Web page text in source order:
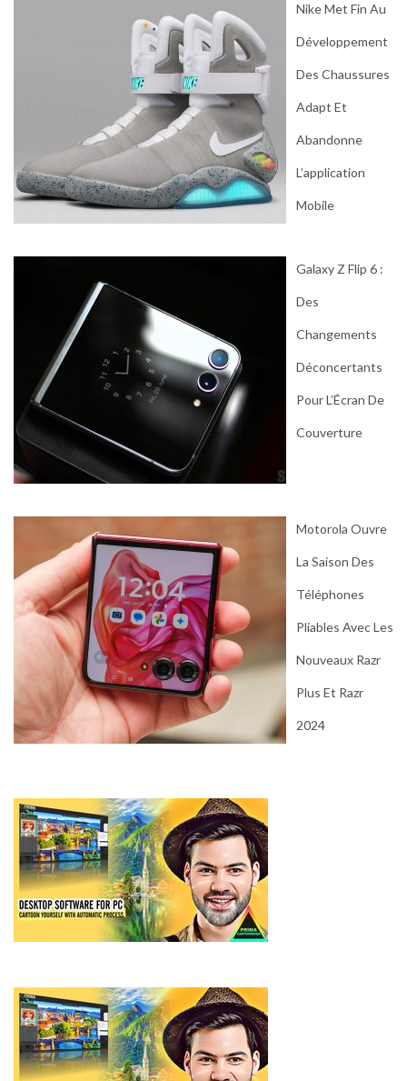
Nike Met Fin Au
Développement
Des Chaussures
Adapt Et
Abandonne
L’application
Mobile
Galaxy Z Flip 6 :
Des
Changements
Déconcertants
Pour L’Écran De
Couverture
Motorola Ouvre
La Saison Des
Téléphones
Pliables Avec Les
Nouveaux Razr
Plus Et Razr
2024